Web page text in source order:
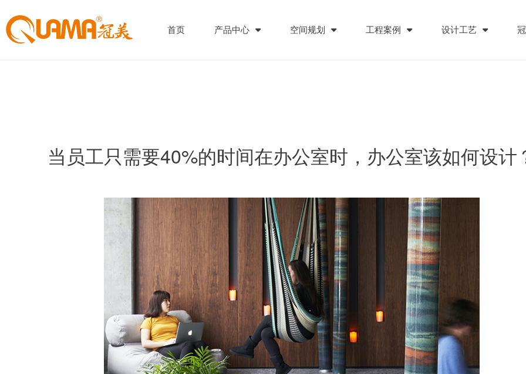
首页 产品中心 空间规划 工程案例 设计工艺
当员工只需要40%的时间在办公室时，办公室该如何设计